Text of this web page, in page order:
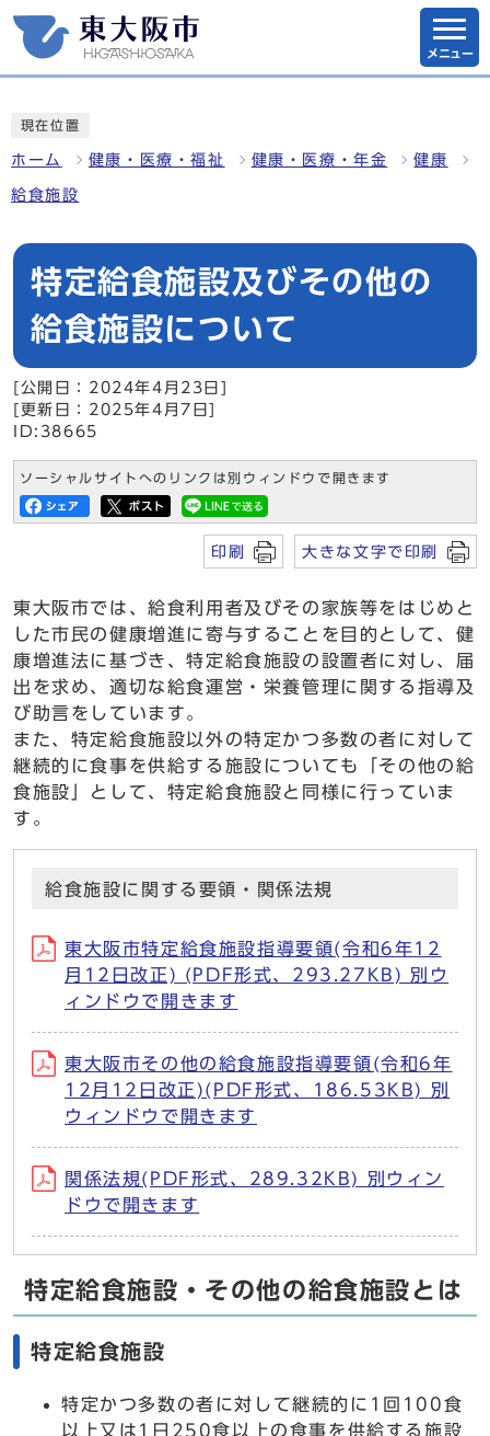
メニュー
現在位置
ホーム 健康・医療・福祉 健康・医療・年金 健康
給食施設
特定給食施設及びその他の
給食施設について
[公開日：2024年4月23日]
[更新日：2025年4月7日]
ID:38665
ソーシャルサイトへのリンクは別ウィンドウで開きます
印刷 大きな文字で印刷
東大阪市では、給食利用者及びその家族等をはじめと
した市民の健康増進に寄与することを目的として、健
康増進法に基づき、特定給食施設の設置者に対し、届
出を求め、適切な給食運営・栄養管理に関する指導及
び助言をしています。
また、特定給食施設以外の特定かつ多数の者に対して
継続的に食事を供給する施設についても「その他の給
食施設」として、特定給食施設と同様に行っていま
す。
給食施設に関する要領・関係法規
東大阪市特定給食施設指導要領(令和6年12
月12日改正) (PDF形式、293.27KB) 別ウ
ィンドウで開きます
東大阪市その他の給食施設指導要領(令和6年
12月12日改正)(PDF形式、186.53KB) 別
ウィンドウで開きます
関係法規(PDF形式、289.32KB) 別ウィン
ドウで開きます
特定給食施設・その他の給食施設とは
特定給食施設
特定かつ多数の者に対して継続的に1回100食
以上又は1日250食以上の食事を供給する施設